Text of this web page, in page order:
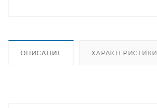
ОПИСАНИЕ ХАРАКТЕРИСТИКИ